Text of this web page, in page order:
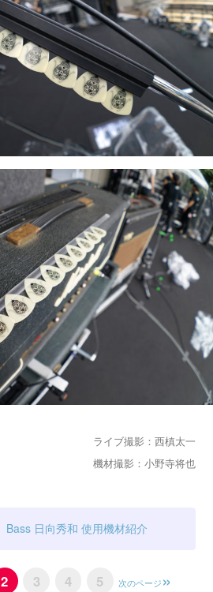
ライブ撮影：西槙太一
機材撮影：小野寺将也
Bass 日向秀和 使用機材紹介
2 3 4 5 次のページ